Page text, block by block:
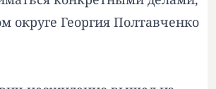
округе Георгия Полтавченко